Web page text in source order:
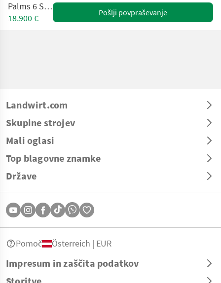
Palms 6 S - 2.54
18.900 €
Pošlji povpraševanje
Landwirt.com
Skupine strojev
Mali oglasi
Top blagovne znamke
Države
Impresum in zaščita podatkov
Pomoč Österreich | EUR